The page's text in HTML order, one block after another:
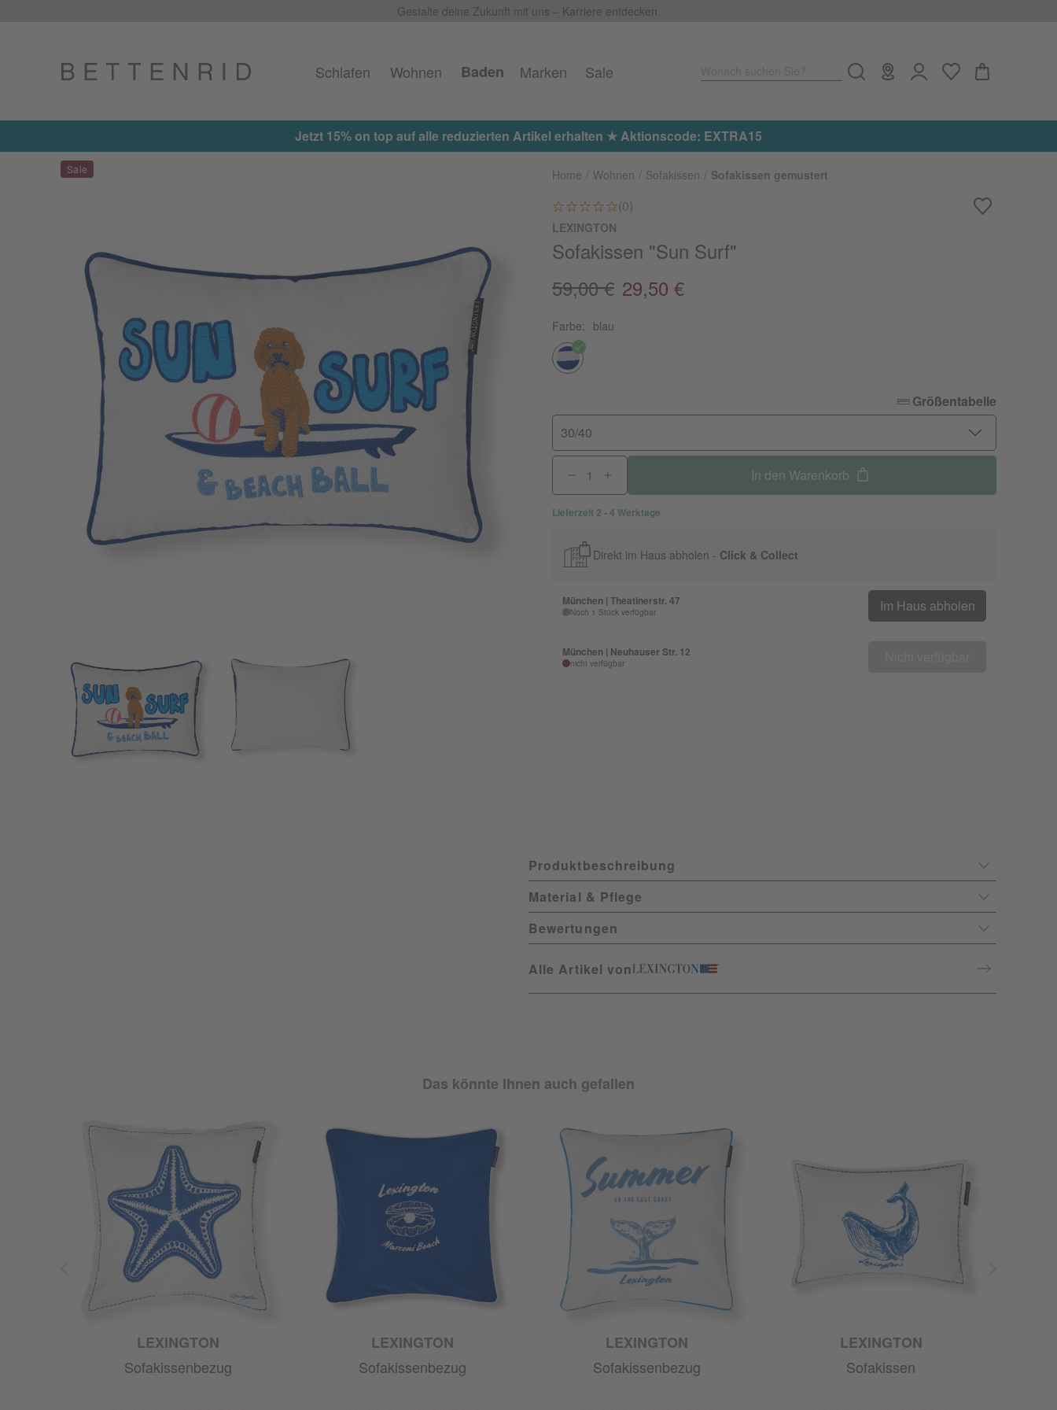
Gestalte deine Zukunft mit uns – Karriere entdecken.
Schlafen Wohnen Baden Marken Sale
Jetzt 15% on top auf alle reduzierten Artikel erhalten ★ Aktionscode: EXTRA15
Home Wohnen Sofakissen Sofakissen gemustert
(0)
LEXINGTON
Sofakissen "Sun Surf"
59,00 € 29,50 €
Farbe: blau
Größentabelle
30/40
In den Warenkorb
Lieferzeit 2 - 4 Werktage
Direkt im Haus abholen - Click & Collect
München | Theatinerstr. 47
Noch 1 Stück verfügbar Im Haus abholen
München | Neuhauser Str. 12
nicht verfügbar
Produktbeschreibung
Material & Pflege
Bewertungen
Alle Artikel von
Das könnte Ihnen auch gefallen
LEXINGTON
Sofakissenbezug
LEXINGTON
Sofakissenbezug
LEXINGTON
Sofakissenbezug
LEXINGTON
Sofakissen